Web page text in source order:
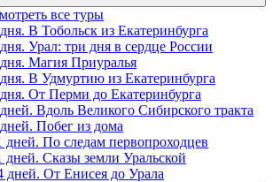
все туры
В Тобольск из Екатеринбурга
Урал: три дня в сердце России
Магия Приуралья
В Удмуртию из Екатеринбурга
От Перми до Екатеринбурга
Вдоль Великого Сибирского тракта
Побег из дома
дней. По следам первопроходцев
дней. Сказы земли Уральской
дней. От Енисея до Урала